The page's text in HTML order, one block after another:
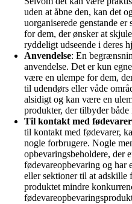
uden at åbne den, kan det
uorganiserede genstande
for dem, der ønsker at
ryddeligt udseende i deres
Anvendelse: En
anvendelse. Det er kun
være en ulempe for dem,
til udendørs eller våde
alsidigt og kan være en
produkter, der tilbyder både
Til kontakt med fødevarer
til kontakt med fødevarer,
nogle forbrugere. Nogle
opbevaringsbeholdere, der
fødevareopbevaring og har
eller sektioner til at adskille
produktet mindre